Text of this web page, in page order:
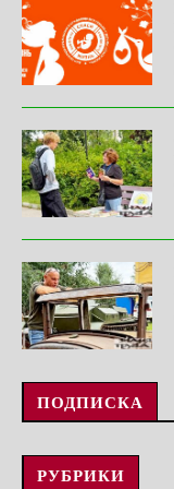
ПОДПИСКА
РУБРИКИ